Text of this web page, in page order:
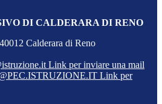
DI CALDERARA DI RENO
Calderara di Reno
Link per inviare una mail
Link per